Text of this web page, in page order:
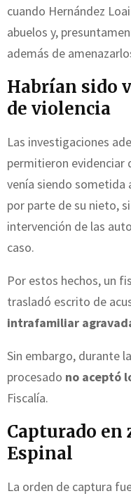
cuando Hernández
abuelos y,
además de
Habrían sido
de violencia
Las investigaciones
permitieron evidenciar
venía siendo sometida
por parte de su nieto,
intervención de las
caso.
Por estos hechos, un
trasladó escrito de
intrafamiliar
Sin embargo, durante
procesado no aceptó
Fiscalía.
Capturado en
Espinal
La orden de captura